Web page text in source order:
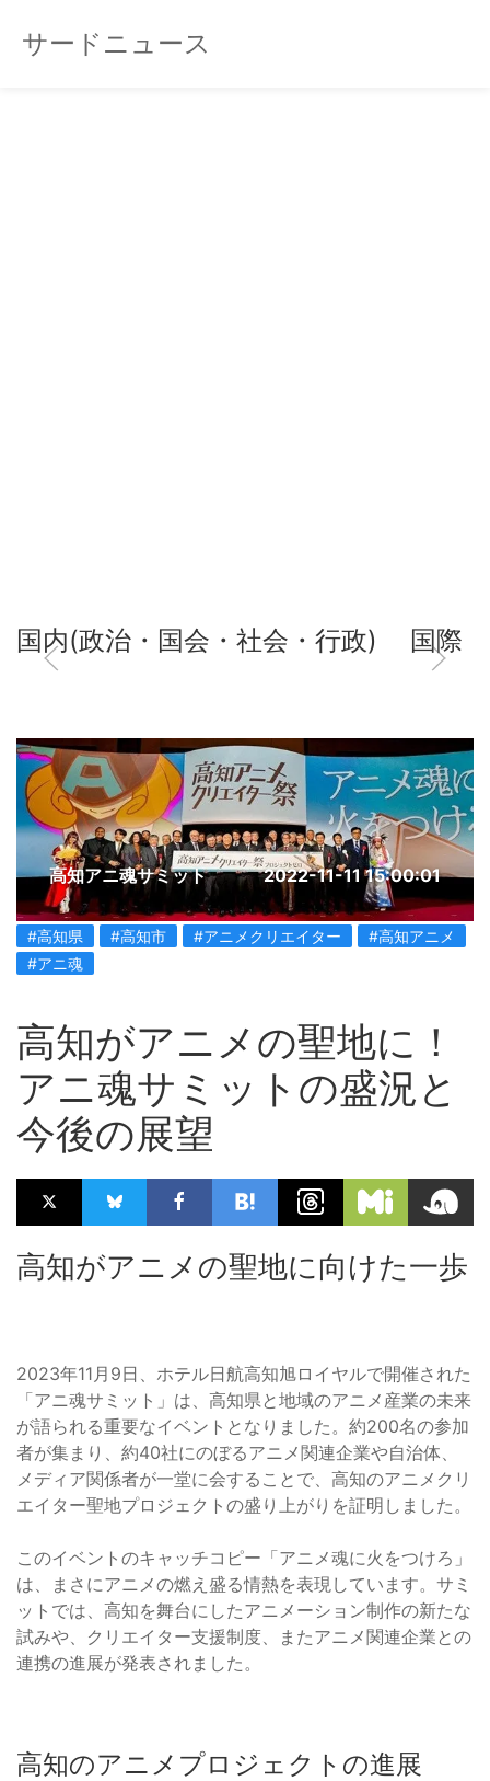
サードニュース
国内(政治・国会・社会・行政) 国際
高知アニ魂サミット 2022-11-11 15:00:01
#高知県 #高知市 #アニメクリエイター
#高知アニメ
#アニ魂
高知がアニメの聖地に！
アニ魂サミットの盛況と
今後の展望
高知がアニメの聖地に向けた一歩
2023年11月9日、ホテル日航高知旭ロイヤルで開催された
「アニ魂サミット」は、高知県と地域のアニメ産業の未来
が語られる重要なイベントとなりました。約200名の参加
者が集まり、約40社にのぼるアニメ関連企業や自治体、
メディア関係者が一堂に会することで、高知のアニメクリ
エイター聖地プロジェクトの盛り上がりを証明しました。
このイベントのキャッチコピー「アニメ魂に火をつけろ」
は、まさにアニメの燃え盛る情熱を表現しています。サミ
ットでは、高知を舞台にしたアニメーション制作の新たな
試みや、クリエイター支援制度、またアニメ関連企業との
連携の進展が発表されました。
高知のアニメプロジェクトの進展